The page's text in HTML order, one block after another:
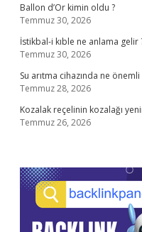
Ballon d’Or kimin oldu ?
Temmuz 30, 2026
İstikbal-i kıble ne anlama gelir
Temmuz 30, 2026
Su arıtma cihazında ne önemli
Temmuz 28, 2026
Kozalak reçelinin kozalağı
Temmuz 26, 2026